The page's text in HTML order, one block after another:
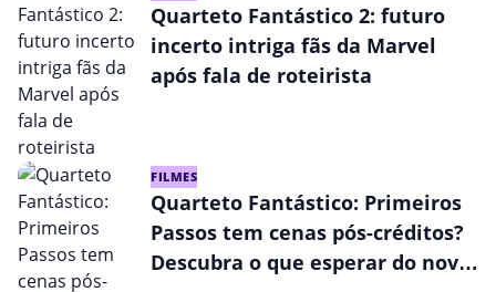
Quarteto Fantástico 2: futuro
incerto intriga fãs da Marvel
após fala de roteirista
FILMES
Quarteto Fantástico: Primeiros
Passos tem cenas pós-créditos?
Descubra o que esperar do novo